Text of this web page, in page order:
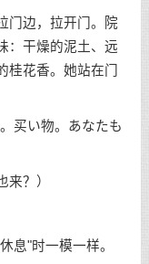
边，拉开门。院
干燥的泥土、远
花香。她站在门
买い物。あなたも
？）
"时一模一样。